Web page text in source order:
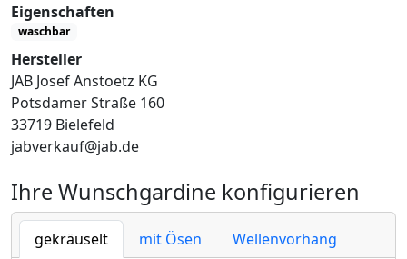
Eigenschaften
waschbar
Hersteller
JAB Josef Anstoetz KG
Potsdamer Straße 160
33719 Bielefeld
jabverkauf@jab.de
Ihre Wunschgardine konfigurieren
gekräuselt mit Ösen Wellenvorhang